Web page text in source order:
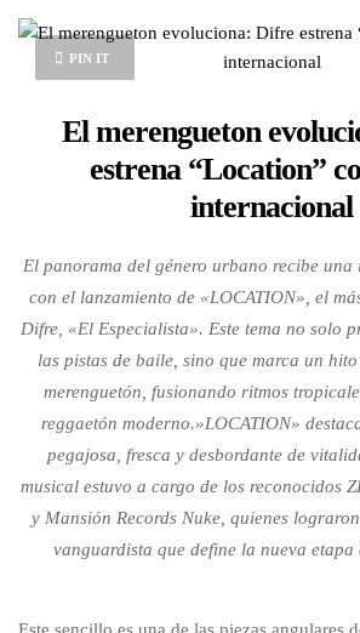
PIN IT
El merengueton
estrena “Location”
internacional
El panorama del género urbano recibe una
con el lanzamiento de «LOCATION», el
Difre, «El Especialista». Este tema no solo
las pistas de baile, sino que marca un
merenguetón, fusionando ritmos
reggaetón moderno.»LOCATION»
pegajosa, fresca y desbordante de
musical estuvo a cargo de los reconocidos
y Mansión Records Nuke, quienes
vanguardista que define la nueva